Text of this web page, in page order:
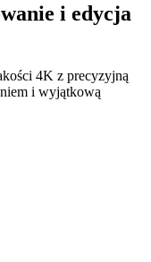
i edycja
4K z precyzyjną
i wyjątkową